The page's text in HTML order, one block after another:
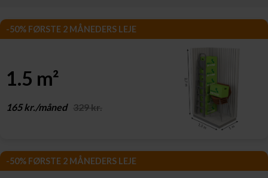
-50% FØRSTE 2 MÅNEDERS LEJE
1.5 m²
165 kr./måned 329 kr.
-50% FØRSTE 2 MÅNEDERS LEJE